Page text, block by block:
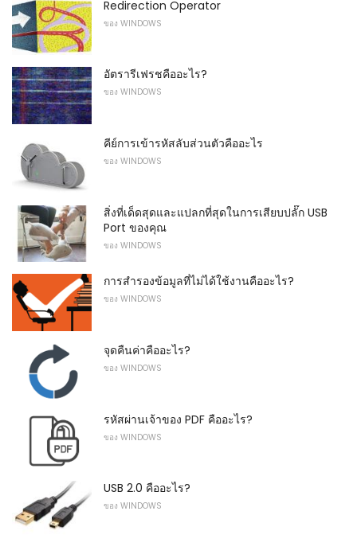
Redirection Operator
ของ WINDOWS
อัตรารีเฟรชคืออะไร?
ของ WINDOWS
คีย์การเข้ารหัสลับส่วนตัวคืออะไร
ของ WINDOWS
สิ่งที่เด็ดสุดและแปลกที่สุดในการเสียบปลั๊ก USB
Port ของคุณ
ของ WINDOWS
การสำรองข้อมูลที่ไม่ได้ใช้งานคืออะไร?
ของ WINDOWS
จุดคืนค่าคืออะไร?
ของ WINDOWS
รหัสผ่านเจ้าของ PDF คืออะไร?
ของ WINDOWS
USB 2.0 คืออะไร?
ของ WINDOWS